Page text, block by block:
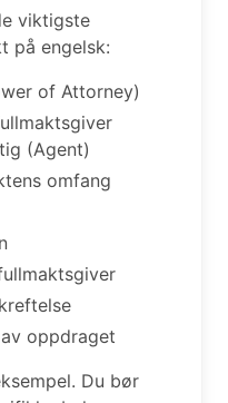
viktigste
på engelsk:
of Attorney)
(Agent)
omfang
oppdraget
Du bør